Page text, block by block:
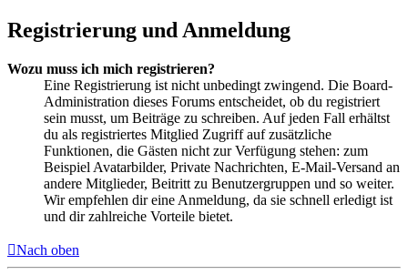
Registrierung und Anmeldung
Wozu muss ich mich registrieren?
Eine Registrierung ist nicht unbedingt zwingend. Die Board-
Administration dieses Forums entscheidet, ob du registriert
sein musst, um Beiträge zu schreiben. Auf jeden Fall erhältst
du als registriertes Mitglied Zugriff auf zusätzliche
Funktionen, die Gästen nicht zur Verfügung stehen: zum
Beispiel Avatarbilder, Private Nachrichten, E-Mail-Versand an
andere Mitglieder, Beitritt zu Benutzergruppen und so weiter.
Wir empfehlen dir eine Anmeldung, da sie schnell erledigt ist
und dir zahlreiche Vorteile bietet.
Nach oben